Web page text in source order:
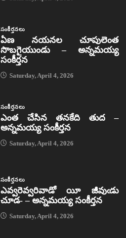
సంకీర్తనలు
ఏణ నయనల చూపులెంత
సొబగైయుండు – అన్నమయ్య
సంకీర్తన
Saturday, April 4, 2026
సంకీర్తనలు
ఎంత చేసిన తనకేది తుద –
అన్నమయ్య సంకీర్తన
Saturday, April 4, 2026
సంకీర్తనలు
ఎవ్వరెవ్వరివాడో యీ జీవుఁడు
చూడ- – అన్నమయ్య సంకీర్తన
Saturday, April 4, 2026